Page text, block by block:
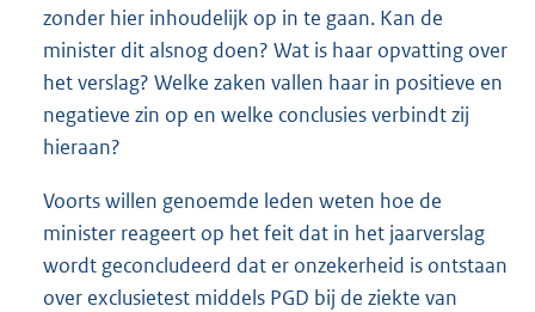
zonder hier inhoudelijk op in te gaan. Kan de
minister dit alsnog doen? Wat is haar opvatting over
het verslag? Welke zaken vallen haar in positieve en
negatieve zin op en welke conclusies verbindt zij
hieraan?
Voorts willen genoemde leden weten hoe de
minister reageert op het feit dat in het jaarverslag
wordt geconcludeerd dat er onzekerheid is ontstaan
over exclusietest middels PGD bij de ziekte van